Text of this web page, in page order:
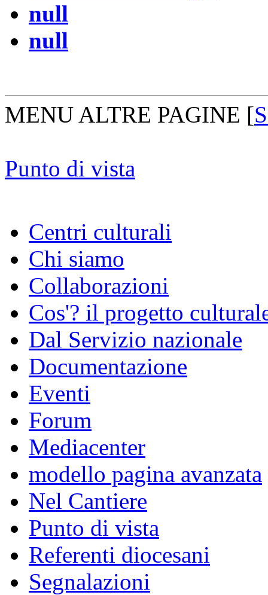
null
null
MENU ALTRE PAGINE [
Punto di vista
Centri culturali
Chi siamo
Collaborazioni
Cos'? il progetto
Dal Servizio nazionale
Documentazione
Eventi
Forum
Mediacenter
modello pagina avanzata
Nel Cantiere
Punto di vista
Referenti diocesani
Segnalazioni